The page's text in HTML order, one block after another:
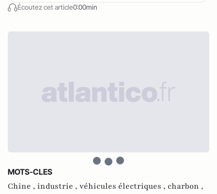
Écoutez cet article0:00min
MOTS-CLES
Chine , industrie , véhicules électriques , charbon ,